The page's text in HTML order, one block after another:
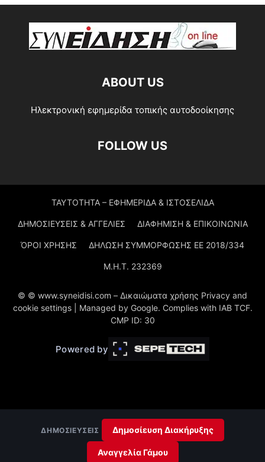
ABOUT US
Ηλεκτρονική εφημερίδα τοπικής αυτοδοοίκησης
FOLLOW US
ΤΑΥΤΟΤΗΤΑ – ΕΦΗΜΕΡΙΔΑ & ΙΣΤΟΣΕΛΙΔΑ
ΔΗΜΟΣΙΕΥΣΕΙΣ & ΑΓΓΕΛΙΕΣ ΔΙΑΦΗΜΙΣΗ & ΕΠΙΚΟΙΝΩΝΙΑ
ΌΡΟΙ ΧΡΗΣΗΣ ΔΗΛΩΣΗ ΣΥΜΜΟΡΦΩΣΗΣ ΕΕ 2018/334
Μ.Η.Τ. 232369
© © www.syneidisi.com – Δικαιώματα χρήσης Privacy and
cookie settings | Managed by Google. Complies with IAB TCF.
CMP ID: 30
Powered by
ΔΗΜΟΣΙΕΎΣΕΙΣ Δημοσίευση Διακήρυξης
Αναγγελία Γάμου